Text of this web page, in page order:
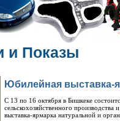
и Показы
Юбилейная выставка-
C 13 по 16 октября в Бишкеке
сельскохозяйственного
выставка-ярмарка натуральной и